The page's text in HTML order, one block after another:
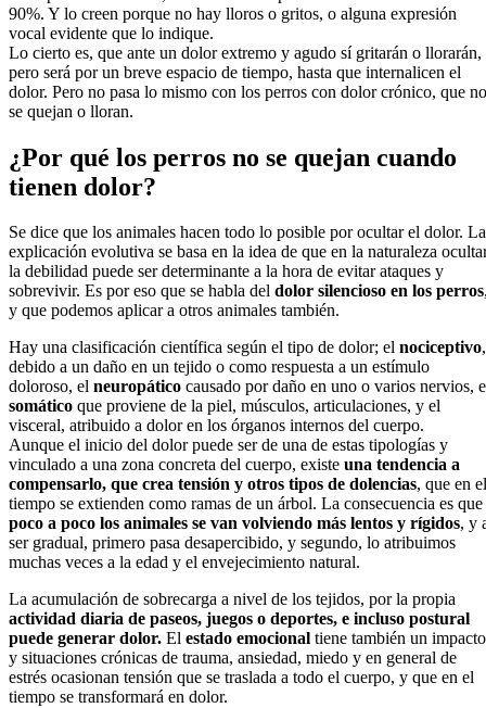
90%. Y lo creen porque no hay lloros o gritos, o alguna expresión
vocal evidente que lo indique.
Lo cierto es, que ante un dolor extremo y agudo sí gritarán o llorarán,
pero será por un breve espacio de tiempo, hasta que internalicen el
dolor. Pero no pasa lo mismo con los perros con dolor crónico, que no
se quejan o lloran.
¿Por qué los perros no se quejan cuando
tienen dolor?
Se dice que los animales hacen todo lo posible por ocultar el dolor. La
explicación evolutiva se basa en la idea de que en la naturaleza
la debilidad puede ser determinante a la hora de evitar ataques y
sobrevivir. Es por eso que se habla del dolor silencioso en los perros
y que podemos aplicar a otros animales también.
Hay una clasificación científica según el tipo de dolor; el nociceptivo,
debido a un daño en un tejido o como respuesta a un estímulo
doloroso, el neuropático causado por daño en uno o varios nervios,
somático que proviene de la piel, músculos, articulaciones, y el
visceral, atribuido a dolor en los órganos internos del cuerpo.
Aunque el inicio del dolor puede ser de una de estas tipologías y
vinculado a una zona concreta del cuerpo, existe una tendencia a
compensarlo, que crea tensión y otros tipos de dolencias, que en el
tiempo se extienden como ramas de un árbol. La consecuencia es que
poco a poco los animales se van volviendo más lentos y rígidos, y
ser gradual, primero pasa desapercibido, y segundo, lo atribuimos
muchas veces a la edad y el envejecimiento natural.
La acumulación de sobrecarga a nivel de los tejidos, por la propia
actividad diaria de paseos, juegos o deportes, e incluso postural
puede generar dolor. El estado emocional tiene también un
y situaciones crónicas de trauma, ansiedad, miedo y en general de
estrés ocasionan tensión que se traslada a todo el cuerpo, y que en el
tiempo se transformará en dolor.